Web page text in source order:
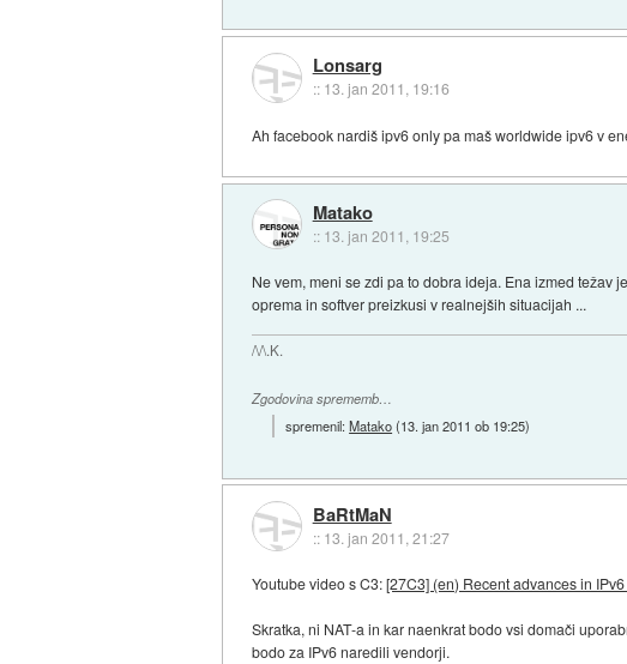
Lonsarg
:: 13. jan 2011, 19:16
Ah facebook nardiš ipv6 only pa maš worldwide ipv6 v
Matako
:: 13. jan 2011, 19:25
Ne vem, meni se zdi pa to dobra ideja. Ena izmed težav
oprema in softver preizkusi v realnejših situacijah ...
/\/\.K.
Zgodovina sprememb…
spremenil:Matako(13. jan 2011 ob 19:25)
BaRtMaN
:: 13. jan 2011, 21:27
Youtube video s C3:[27C3] (en) Recent advances in
Skratka, ni NAT-a in kar naenkrat bodo vsi domači
bodo za IPv6 naredili vendorji.